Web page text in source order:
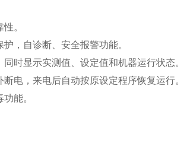
。
，自诊断、安全报警功能。
时显示实测值、设定值和机器运行状态。
电，来电后自动按原设定程序恢复运行。
能。